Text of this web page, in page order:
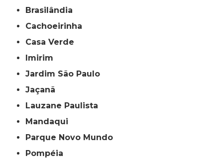
Brasilândia
Cachoeirinha
Casa Verde
Imirim
Jardim São Paulo
Jaçanã
Lauzane Paulista
Mandaqui
Parque Novo Mundo
Pompéia